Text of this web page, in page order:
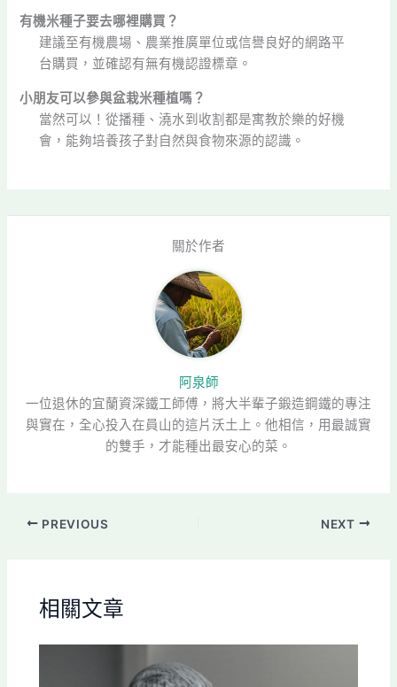
有機米種子要去哪裡購買？
建議至有機農場、農業推廣單位或信譽良好的網路平
台購買，並確認有無有機認證標章。
小朋友可以參與盆栽米種植嗎？
當然可以！從播種、澆水到收割都是寓教於樂的好機
會，能夠培養孩子對自然與食物來源的認識。
關於作者
阿泉師
一位退休的宜蘭資深鐵工師傅，將大半輩子鍛造鋼鐵的專注
與實在，全心投入在員山的這片沃土上。他相信，用最誠實
的雙手，才能種出最安心的菜。
PREVIOUS NEXT
相關文章